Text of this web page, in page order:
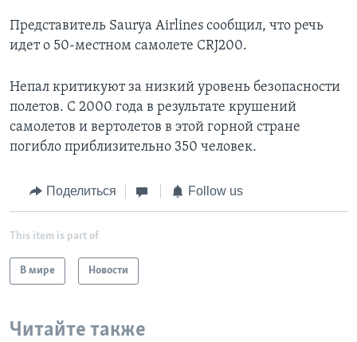
Представитель Saurya Airlines сообщил, что речь
идет о 50-местном самолете CRJ200.
Непал критикуют за низкий уровень безопасности
полетов. С 2000 года в результате крушений
самолетов и вертолетов в этой горной стране
погибло приблизительно 350 человек.
Поделиться Follow us
This item is part of
В мире Новости
Читайте также